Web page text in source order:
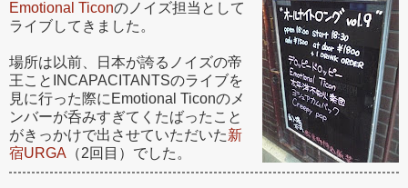
Emotional Ticonのノイズ担当として
ライブしてきました。
場所は以前、日本が誇るノイズの帝
王ことINCAPACITANTSのライブを
見に行った際にEmotional Ticonのメ
ンバーが呑みすぎてくたばったこと
がきっかけで出させていただいた新
宿URGA （2回目）でした。